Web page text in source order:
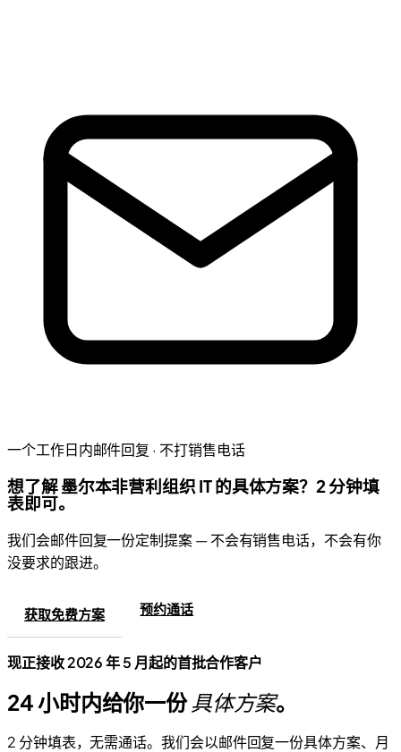
一个工作日内邮件回复 · 不打销售电话
想了解 墨尔本非营利组织 IT 的具体方案？2 分钟填
表即可。
我们会邮件回复一份定制提案 — 不会有销售电话，不会有你
没要求的跟进。
获取免费方案 预约通话
现正接收 2026 年 5 月起的首批合作客户
24 小时内给你一份具体方案。
2 分钟填表，无需通话。我们会以邮件回复一份具体方案、月